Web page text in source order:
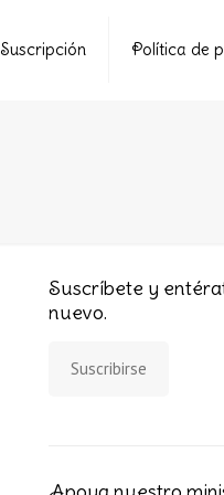
Suscripción Política de
Suscríbete y
nuevo.
Suscribirse